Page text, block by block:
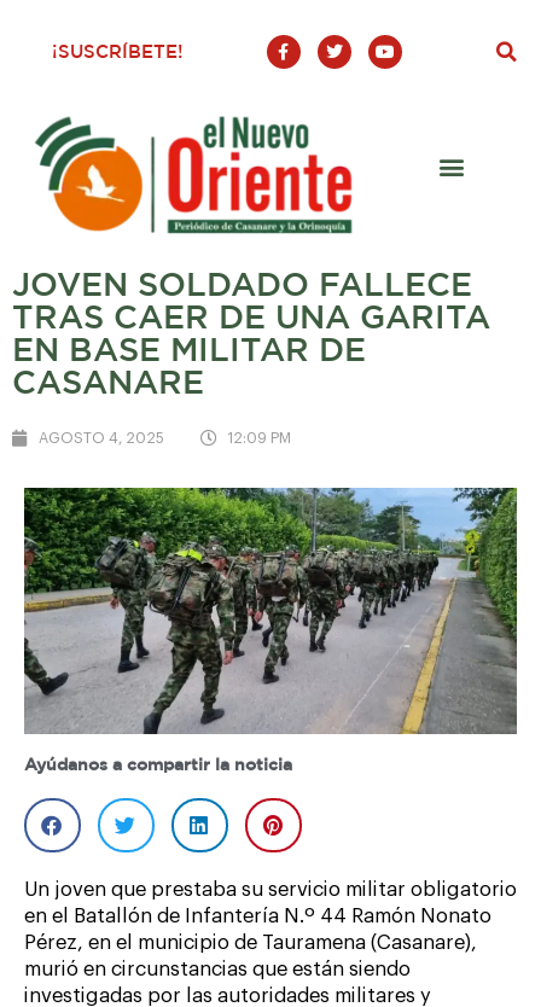
¡SUSCRÍBETE!
F
a
c
o
o
-
T
w
i
Y
o
u
JOVEN SOLDADO FALLECE
TRAS CAER DE UNA GARITA
EN BASE MILITAR DE
CASANARE
AGOSTO 4, 2025 12:09 PM
Ayúdanos a compartir la noticia
Un joven que prestaba su servicio militar obligatorio
en el Batallón de Infantería N.º 44 Ramón Nonato
Pérez, en el municipio de Tauramena (Casanare),
murió en circunstancias que están siendo
investigadas por las autoridades militares y